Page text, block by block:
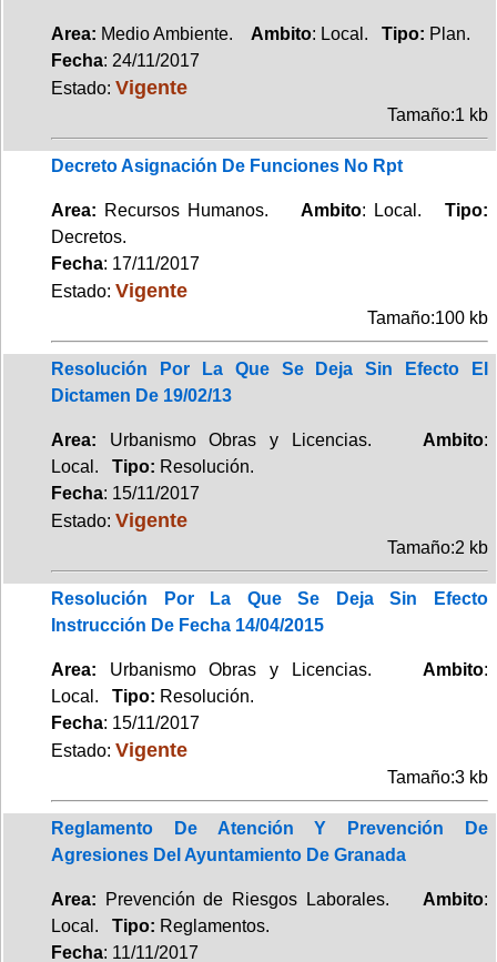
Area: Medio Ambiente. Ambito: Local. Tipo: Plan.
Fecha: 24/11/2017
Estado: Vigente
Tamaño:1 kb
Decreto Asignación De Funciones No Rpt
Area: Recursos Humanos. Ambito: Local.Tipo:
Decretos.
Fecha: 17/11/2017
Estado: Vigente
Tamaño:100 kb
Resolución Por La Que Se Deja Sin Efecto El
Dictamen De 19/02/13
Area: Urbanismo Obras y Licencias. Ambito:
Local. Tipo: Resolución.
Fecha: 15/11/2017
Estado: Vigente
Tamaño:2 kb
Resolución Por La Que Se Deja Sin Efecto
Instrucción De Fecha 14/04/2015
Area: Urbanismo Obras y Licencias. Ambito:
Local. Tipo: Resolución.
Fecha: 15/11/2017
Estado: Vigente
Tamaño:3 kb
Reglamento De Atención Y Prevención De
Agresiones Del Ayuntamiento De Granada
Area: Prevención de Riesgos Laborales. Ambito:
Local. Tipo: Reglamentos.
Fecha: 11/11/2017